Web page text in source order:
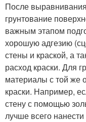
После
грунтование
важным этапом
хорошую адгезию
стены и краской, а
расход краски. Для
материалы с той же
краски. Например,
стену с помощью
лучше всего